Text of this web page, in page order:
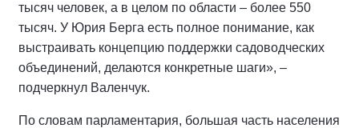
тысяч человек, а в целом по области – более 550
тысяч. У Юрия Берга есть полное понимание, как
выстраивать концепцию поддержки садоводческих
объединений, делаются конкретные шаги», –
подчеркнул Валенчук.
По словам парламентария, большая часть населения